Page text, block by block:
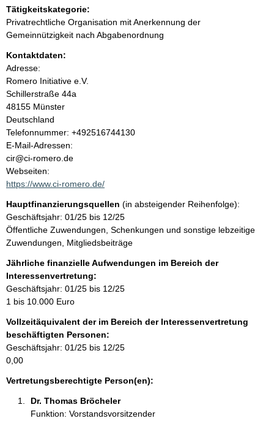
n
i
n
h
a
l
t
Tätigkeitskategorie:
Privatrechtliche Organisation mit Anerkennung der
Gemeinnützigkeit nach Abgabenordnung
Kontaktdaten:
Adresse:
Romero Initiative e.V.
Schillerstraße 44a
48155 Münster
Deutschland
K
o
n
t
a
t
i
n
f
o
r
m
a
i
o
n
e
n
Telefonnummer: +492516744130
E-Mail-Adressen:
cir@ci-romero.de
Webseiten:
https://www.ci-romero.de/
Hauptfinanzierungsquellen (in absteigender Reihenfolge):
Geschäftsjahr: 01/25 bis 12/25
Öffentliche Zuwendungen, Schenkungen und sonstige lebzeitige
Zuwendungen, Mitgliedsbeiträge
Jährliche finanzielle Aufwendungen im Bereich der
Interessenvertretung:
Geschäftsjahr: 01/25 bis 12/25
1 bis 10.000 Euro
Vollzeitäquivalent der im Bereich der Interessenvertretung
beschäftigten Personen:
Geschäftsjahr: 01/25 bis 12/25
0,00
Vertretungsberechtigte Person(en):
Dr. Thomas Bröcheler
Funktion: Vorstandsvorsitzender